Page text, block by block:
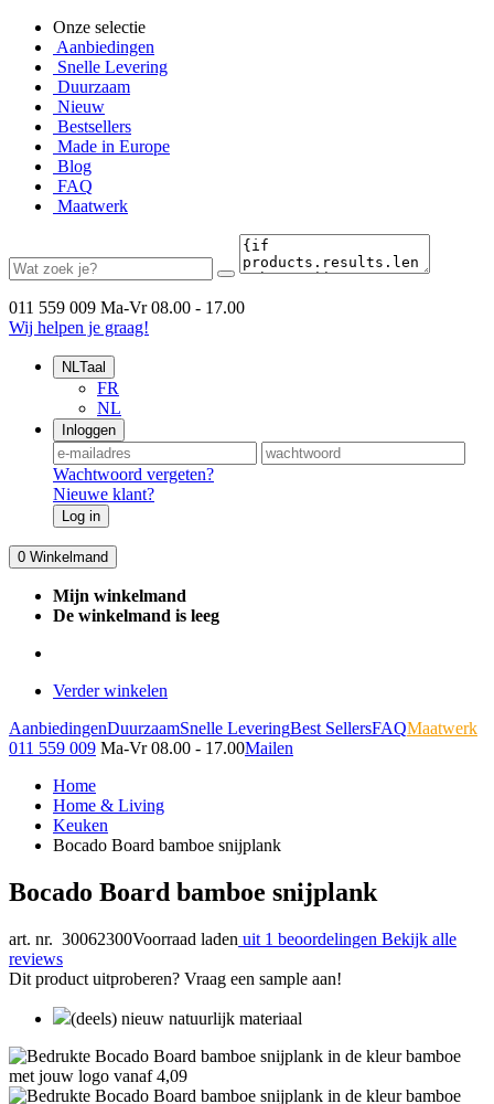
Onze selectie
Aanbiedingen
Snelle Levering
Duurzaam
Nieuw
Bestsellers
Made in Europe
Blog
FAQ
Maatwerk
011 559 009 Ma-Vr 08.00 - 17.00
Wij helpen je graag!
NLTaal
FR
NL
Inloggen
Wachtwoord vergeten?
Nieuwe klant?
Log in
0 Winkelmand
Mijn winkelmand
De winkelmand is leeg
Verder winkelen
AanbiedingenDuurzaamSnelle LeveringBest SellersFAQMaatwerk
011 559 009 Ma-Vr 08.00 - 17.00Mailen
Home
Home & Living
Keuken
Bocado Board bamboe snijplank
Bocado Board bamboe snijplank
art. nr. 30062300Voorraad laden uit 1 beoordelingen Bekijk alle
reviews
Dit product uitproberen? Vraag een sample aan!
(deels) nieuw natuurlijk materiaal